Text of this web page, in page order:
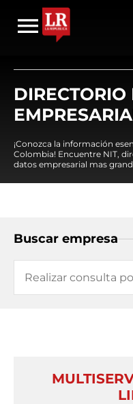
DIRECTORIO
¡Conozca la información
Colombia! Encuentre NIT,
datos empresarial mas
Buscar empresa